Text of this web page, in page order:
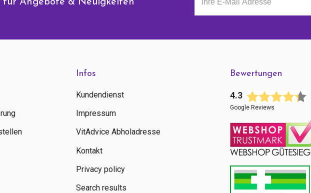
Infos
Kundendienst
Impressum
VitAdvice Abholadresse
Kontakt
Privacy policy
Search results
Bewertungen
4.3
Google Reviews